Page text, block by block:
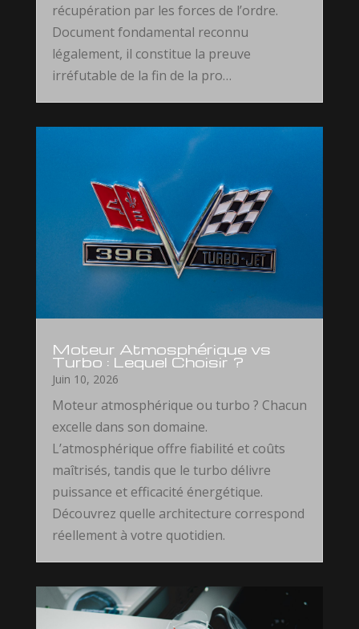
récupération par les forces de l’ordre.
Document fondamental reconnu
légalement, il constitue la preuve
irréfutable de la fin de la pro…
Moteur Atmosphérique vs
Turbo : Lequel Choisir ?
Juin 10, 2026
Moteur atmosphérique ou turbo ? Chacun
excelle dans son domaine.
L’atmosphérique offre fiabilité et coûts
maîtrisés, tandis que le turbo délivre
puissance et efficacité énergétique.
Découvrez quelle architecture correspond
réellement à votre quotidien.